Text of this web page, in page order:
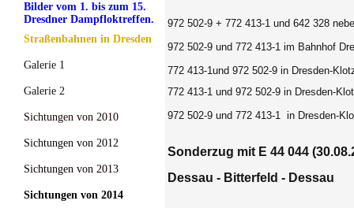
Bilder vom 1. bis zum 15.
Dresdner Dampfloktreffen.
Straßenbahnen in Dresden
Galerie 1
Galerie 2
Sichtungen von 2010
Sichtungen von 2012
Sichtungen von 2013
Sichtungen von 2014
972 502-9 + 772 413-1 und 642 328
972 502-9 und 772 413-1 im Bahnhof
772 413-1und 972 502-9 in Dresden-
772 413-1 und 972 502-9 in Dresden-
972 502-9 und 772 413-1 in Dresden-
Sonderzug mit E 44 044
Dessau - Bitterfeld - Dessau